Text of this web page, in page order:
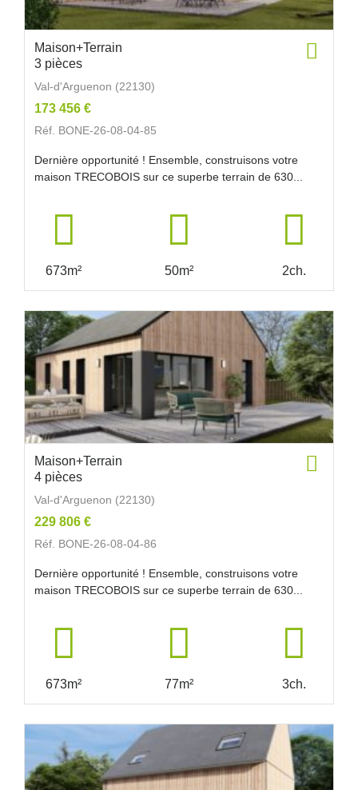
Maison+Terrain
3 pièces
Val-d'Arguenon (22130)
173 456 €
Réf. BONE-26-08-04-85
Dernière opportunité ! Ensemble, construisons votre
maison TRECOBOIS sur ce superbe terrain de 630...
673m² 50m² 2ch.
Maison+Terrain
4 pièces
Val-d'Arguenon (22130)
229 806 €
Réf. BONE-26-08-04-86
Dernière opportunité ! Ensemble, construisons votre
maison TRECOBOIS sur ce superbe terrain de 630...
673m² 77m² 3ch.